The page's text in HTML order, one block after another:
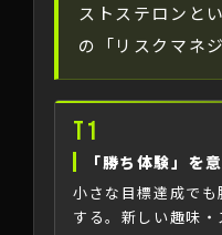
ストステロンと
の「リスクマネ
T1
「勝ち体験」を
小さな目標達成で
する。新しい趣味